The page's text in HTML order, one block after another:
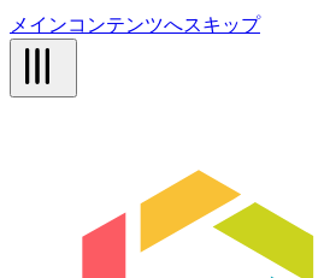
メインコンテンツへスキップ